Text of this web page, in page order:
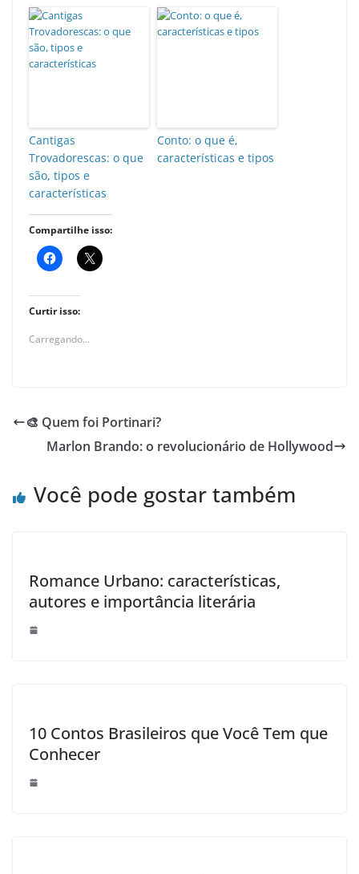
Cantigas
Trovadorescas: o que
são, tipos e
características
Conto: o que é,
características e tipos
Compartilhe isso:
Curtir isso:
Carregando...
🎨 Quem foi Portinari?
Marlon Brando: o revolucionário de Hollywood
Você pode gostar também
Romance Urbano: características,
autores e importância literária
10 Contos Brasileiros que Você Tem que
Conhecer